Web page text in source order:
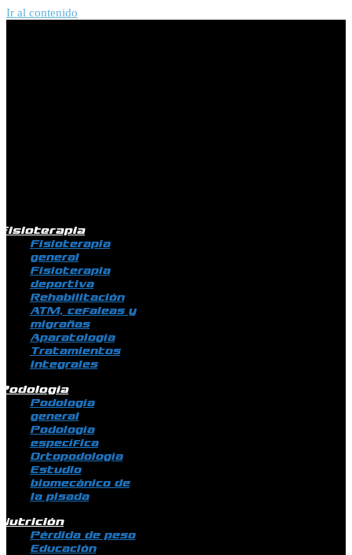
Ir al contenido
Fisioterapia
general
Fisioterapia
deportiva
Rehabilitación
ATM, cefaleas y
migrañas
Aparatología
Tratamientos
integrales
Podología
general
Podología
específica
Ortopodología
Estudio
biomecánico de
la pisada
Pérdida de peso
Educación